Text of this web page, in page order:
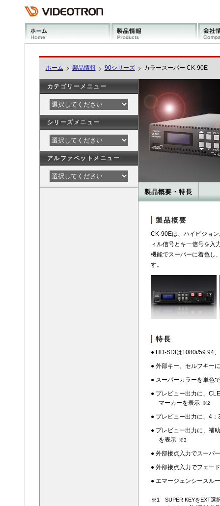
ホーム 製品情報 90シリーズ カラースーパー CK-90E
カテゴリーメニュー
シリーズメニュー
アルファベットメニュー
製品概要・特長
製品概要
CK-90Eは、ハイビジョ
ィル信号とキー信号を入
機能でスーパーに着色し
す。
特長
● HD-SDIは1080i/59.94
● 外部キー、セルフキー
● スーパーカラーを単色
● プレビュー出力に、
マーカーを表示 ※2
● プレビュー出力に、4
● プレビュー出力に、補
を表示 ※3
● 外部接点入力でスーパ
● 外部接点入力でフェー
● エマージェンシースル
※1 SUPER KEYをEXT選択